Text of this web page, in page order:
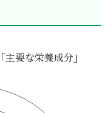
主要な栄養成分」